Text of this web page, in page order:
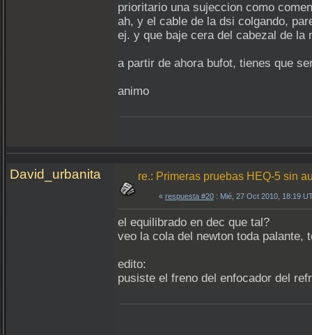
prioritario una sujeccion como
ah, y el cable de la dsi colgando,
ej. y que baje cera del cabezal de la
a partir de ahora bufot, tienes que
animo
David_urbanita re.: Primeras pruebas HEQ-5 sin
« respuesta #20 : Mié, 27 Oct 2010, 18:19
el equilibrado en dec que tal?
veo la cola del newton toda palante,
edito:
pusiste el freno del enfocador del